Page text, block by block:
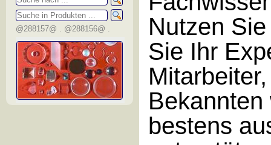
@288157@ . @288156@ .
Nutzen
Sie Ihr
bestens